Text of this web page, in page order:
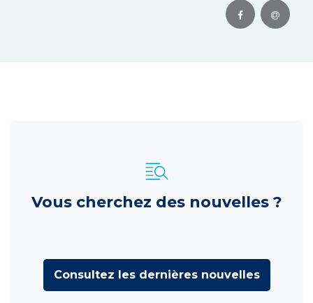
Vous cherchez des nouvelles ?
Consultez les dernières nouvelles